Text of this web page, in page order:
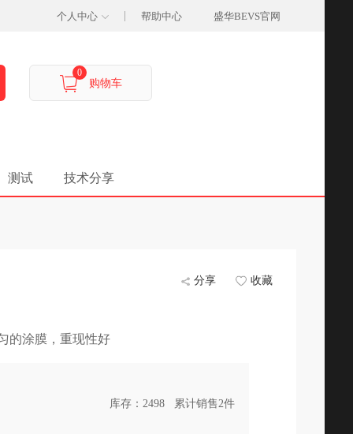
个人中心 帮助中心 盛华BEVS官网
0
购物车
测试 技术分享
分享 收藏
的涂膜，重现性好
库存： 2498 累计销售2件